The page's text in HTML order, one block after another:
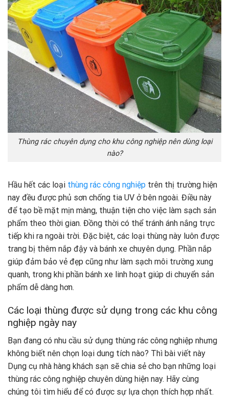
Thùng rác chuyên dụng cho khu công nghiệp nên dùng loại
nào?
Hầu hết các loại thùng rác công nghiệp trên thị trường hiện
nay đều được phủ sơn chống tia UV ở bên ngoài. Điều này
để tạo bề mặt mịn màng, thuận tiện cho việc làm sạch sản
phẩm theo thời gian. Đồng thời có thể tránh ánh nắng trực
tiếp khi ra ngoài trời. Đặc biệt, các loại thùng này luôn được
trang bị thêm nắp đậy và bánh xe chuyên dụng. Phần nắp
giúp đảm bảo vẻ đẹp cũng như làm sạch môi trường xung
quanh, trong khi phần bánh xe linh hoạt giúp di chuyển sản
phẩm dễ dàng hơn.
Các loại thùng được sử dụng trong các khu công
nghiệp ngày nay
Bạn đang có nhu cầu sử dụng thùng rác công nghiệp nhưng
không biết nên chọn loại dung tích nào? Thì bài viết này
Dụng cụ nhà hàng khách sạn sẽ chia sẻ cho bạn những loại
thùng rác công nghiệp chuyên dùng hiện nay. Hãy cùng
chúng tôi tìm hiểu để có được sự lựa chọn thích hợp nhất.